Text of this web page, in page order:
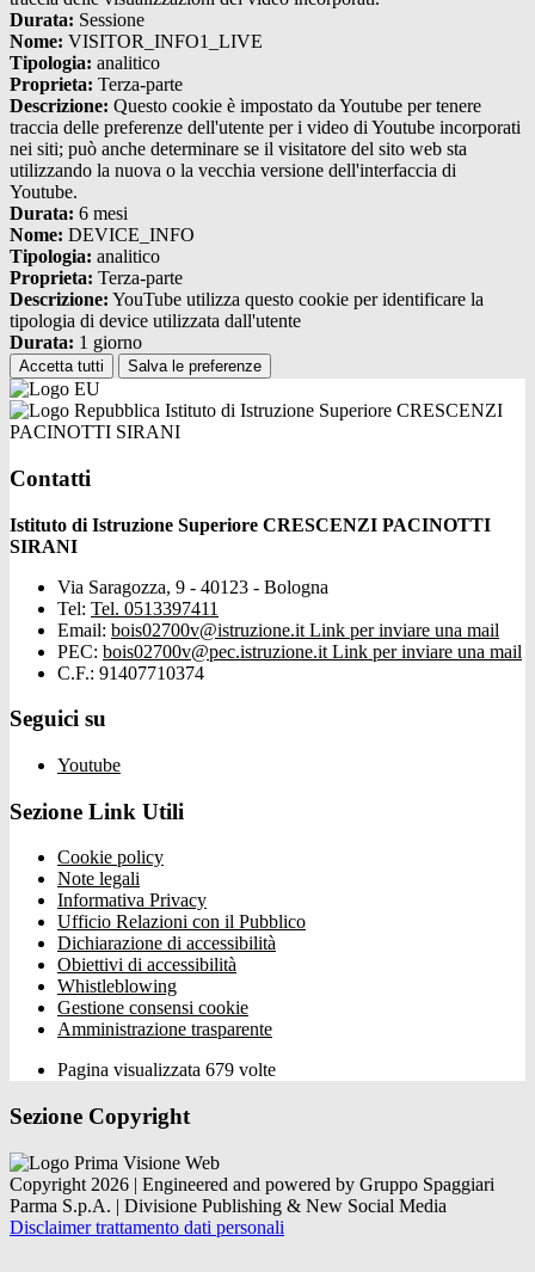
Durata: Sessione
Nome: VISITOR_INFO1_LIVE
Tipologia: analitico
Proprieta: Terza-parte
Descrizione: Questo cookie è impostato da Youtube per tenere
traccia delle preferenze dell'utente per i video di Youtube incorporati
nei siti; può anche determinare se il visitatore del sito web sta
utilizzando la nuova o la vecchia versione dell'interfaccia di
Youtube.
Durata: 6 mesi
Nome: DEVICE_INFO
Tipologia: analitico
Proprieta: Terza-parte
Descrizione: YouTube utilizza questo cookie per identificare la
tipologia di device utilizzata dall'utente
Durata: 1 giorno
Accetta tutti Salva le preferenze
Istituto di Istruzione Superiore CRESCENZI
PACINOTTI SIRANI
Contatti
Istituto di Istruzione Superiore CRESCENZI PACINOTTI
SIRANI
Via Saragozza, 9 - 40123 - Bologna
Tel: Tel. 0513397411
Email: bois02700v@istruzione.it Link per inviare una mail
PEC: bois02700v@pec.istruzione.it Link per inviare una mail
C.F.: 91407710374
Seguici su
Youtube
Sezione Link Utili
Cookie policy
Note legali
Informativa Privacy
Ufficio Relazioni con il Pubblico
Dichiarazione di accessibilità
Obiettivi di accessibilità
Whistleblowing
Gestione consensi cookie
Amministrazione trasparente
Pagina visualizzata 679 volte
Sezione Copyright
Copyright 2026 | Engineered and powered by Gruppo Spaggiari
Parma S.p.A. | Divisione Publishing & New Social Media
Disclaimer trattamento dati personali